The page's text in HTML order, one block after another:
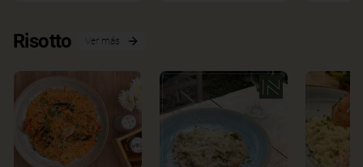
Risotto Ver más